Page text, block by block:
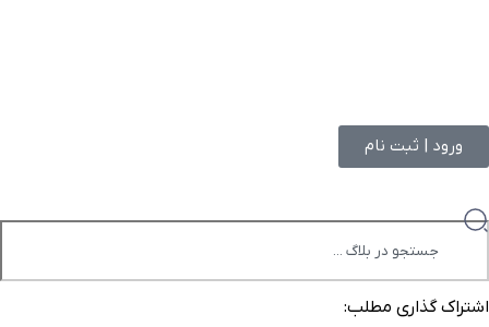
ورود | ثبت نام
اشتراک گذاری مطلب: